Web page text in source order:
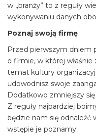
w „branży” to z reguły
wykonywaniu danych
Poznaj swoją firmę
Przed pierwszym dniem
o firmie, w której właśnie
temat kultury
udowodnisz swoje
Dodatkowo zmniejszy
Z reguły najbardziej
będzie nam się odnaleźć
wstępie je poznamy.